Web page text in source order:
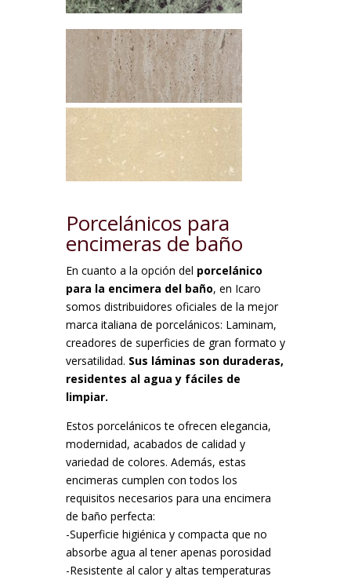
Porcelánicos para
encimeras de baño
En cuanto a la opción del porcelánico
para la encimera del baño, en Icaro
somos distribuidores oficiales de la mejor
marca italiana de porcelánicos: Laminam,
creadores de superficies de gran formato y
versatilidad. Sus láminas son duraderas,
residentes al agua y fáciles de
limpiar.
Estos porcelánicos te ofrecen elegancia,
modernidad, acabados de calidad y
variedad de colores. Además, estas
encimeras cumplen con todos los
requisitos necesarios para una encimera
de baño perfecta:
-Superficie higiénica y compacta que no
absorbe agua al tener apenas porosidad
-Resistente al calor y altas temperaturas